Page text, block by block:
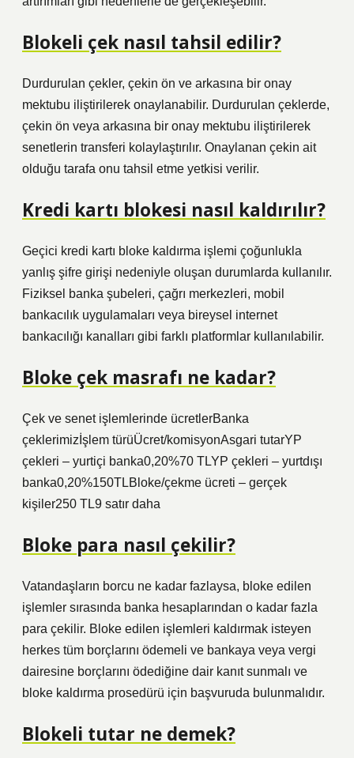
Blokeli çek nasıl tahsil edilir?
Durdurulan çekler, çekin ön ve arkasına bir onay
mektubu iliştirilerek onaylanabilir. Durdurulan çeklerde,
çekin ön veya arkasına bir onay mektubu iliştirilerek
senetlerin transferi kolaylaştırılır. Onaylanan çekin ait
olduğu tarafa onu tahsil etme yetkisi verilir.
Kredi kartı blokesi nasıl kaldırılır?
Geçici kredi kartı bloke kaldırma işlemi çoğunlukla
yanlış şifre girişi nedeniyle oluşan durumlarda kullanılır.
Fiziksel banka şubeleri, çağrı merkezleri, mobil
bankacılık uygulamaları veya bireysel internet
bankacılığı kanalları gibi farklı platformlar kullanılabilir.
Bloke çek masrafı ne kadar?
Çek ve senet işlemlerinde ücretlerBanka
çeklerimizİşlem türüÜcret/komisyonAsgari tutarYP
çekleri – yurtiçi banka0,20%70 TLYP çekleri – yurtdışı
banka0,20%150TLBloke/çekme ücreti – gerçek
kişiler250 TL9 satır daha
Bloke para nasıl çekilir?
Vatandaşların borcu ne kadar fazlaysa, bloke edilen
işlemler sırasında banka hesaplarından o kadar fazla
para çekilir. Bloke edilen işlemleri kaldırmak isteyen
herkes tüm borçlarını ödemeli ve bankaya veya vergi
dairesine borçlarını ödediğine dair kanıt sunmalı ve
bloke kaldırma prosedürü için başvuruda bulunmalıdır.
Blokeli tutar ne demek?